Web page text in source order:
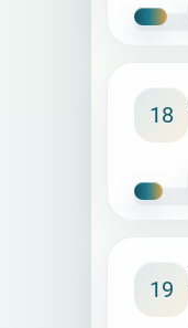
18
19